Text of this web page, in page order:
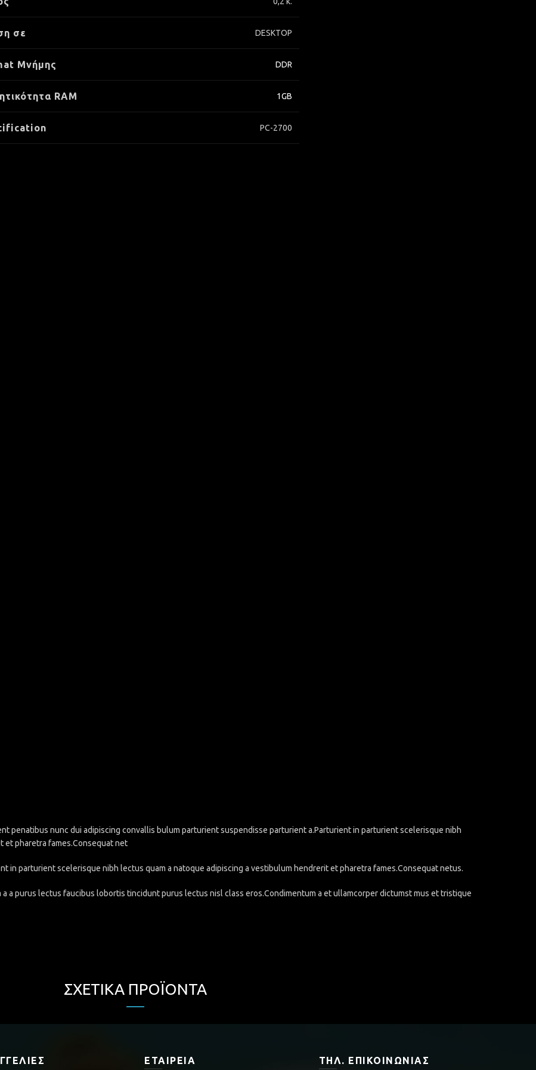
σε DESKTOP
Μνήμης DDR
RAM 1GB
PC-2700
penatibus nunc dui adipiscing convallis bulum parturient suspendisse parturient a.Parturient in parturient scelerisque nibh
et pharetra fames.Consequat net
in parturient scelerisque nibh lectus quam a natoque adipiscing a vestibulum hendrerit et pharetra fames.Consequat netus.
a purus lectus faucibus lobortis tincidunt purus lectus nisl class eros.Condimentum a et ullamcorper dictumst mus et tristique
ΣΧΕΤΙΚΆ ΠΡΟΪΌΝΤΑ
ΕΤΑΙΡΕΊΑ ΤΗΛ. ΕΠΙΚΟΙΝΩΝΊΑΣ